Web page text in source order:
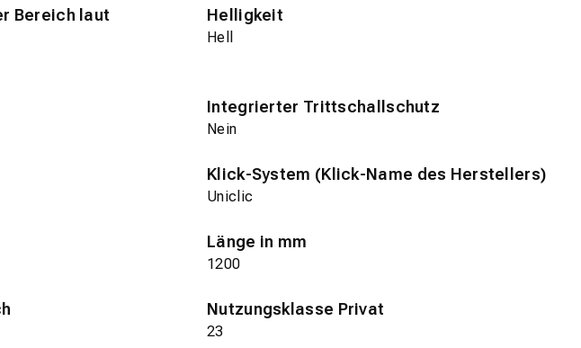
Bereich laut
Helligkeit
Hell
Integrierter Trittschallschutz
Nein
Klick-System (Klick-Name des Herstellers)
Uniclic
Länge in mm
1200
Nutzungsklasse Privat
23